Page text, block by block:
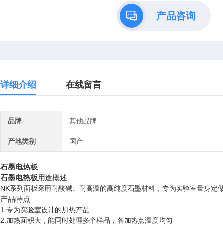
产品咨询
详细介绍 在线留言
品牌 其他品牌
产地类别 国产
石墨电热板
石墨电热板用途概述
NK系列面板采用耐酸碱、耐高温的高纯度石墨材料，专为实验室量身定
产品特点
1.专为实验室设计的加热产品
2. 加热面积大，能同时处理多个样品，各加热点温度均匀